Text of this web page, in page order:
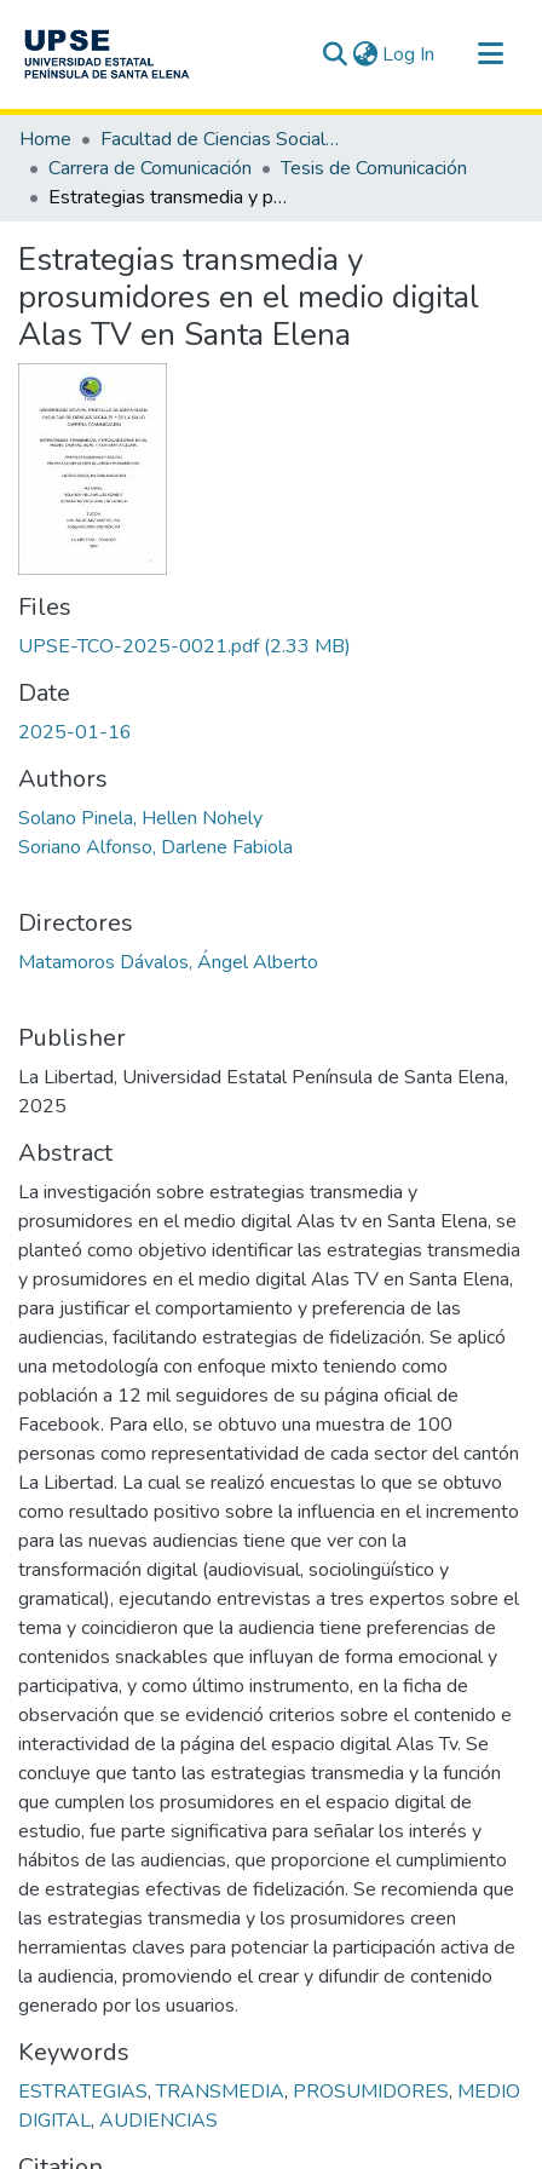
Log In (current)
Communities & Collections
All of DSpace
Statistics
Home
Facultad de Ciencias Sociales y de la Salud
Carrera de Comunicación
Tesis de Comunicación
Estrategias transmedia y prosumidores en el medio digital Alas TV en Santa Elena
Estrategias transmedia y
prosumidores en el medio digital
Alas TV en Santa Elena
Files
UPSE-TCO-2025-0021.pdf(2.33 MB)
Date
2025-01-16
Authors
Solano Pinela, Hellen Nohely
Soriano Alfonso, Darlene Fabiola
Directores
Matamoros Dávalos, Ángel Alberto
Publisher
La Libertad, Universidad Estatal Península de Santa Elena,
2025
Abstract
La investigación sobre estrategias transmedia y
prosumidores en el medio digital Alas tv en Santa Elena, se
planteó como objetivo identificar las estrategias transmedia
y prosumidores en el medio digital Alas TV en Santa Elena,
para justificar el comportamiento y preferencia de las
audiencias, facilitando estrategias de fidelización. Se aplicó
una metodología con enfoque mixto teniendo como
población a 12 mil seguidores de su página oficial de
Facebook. Para ello, se obtuvo una muestra de 100
personas como representatividad de cada sector del cantón
La Libertad. La cual se realizó encuestas lo que se obtuvo
como resultado positivo sobre la influencia en el incremento
para las nuevas audiencias tiene que ver con la
transformación digital (audiovisual, sociolingüístico y
gramatical), ejecutando entrevistas a tres expertos sobre el
tema y coincidieron que la audiencia tiene preferencias de
contenidos snackables que influyan de forma emocional y
participativa, y como último instrumento, en la ficha de
observación que se evidenció criterios sobre el contenido e
interactividad de la página del espacio digital Alas Tv. Se
concluye que tanto las estrategias transmedia y la función
que cumplen los prosumidores en el espacio digital de
estudio, fue parte significativa para señalar los interés y
hábitos de las audiencias, que proporcione el cumplimiento
de estrategias efectivas de fidelización. Se recomienda que
las estrategias transmedia y los prosumidores creen
herramientas claves para potenciar la participación activa de
la audiencia, promoviendo el crear y difundir de contenido
generado por los usuarios.
Keywords
ESTRATEGIAS,TRANSMEDIA, PROSUMIDORES, MEDIO
DIGITAL, AUDIENCIAS